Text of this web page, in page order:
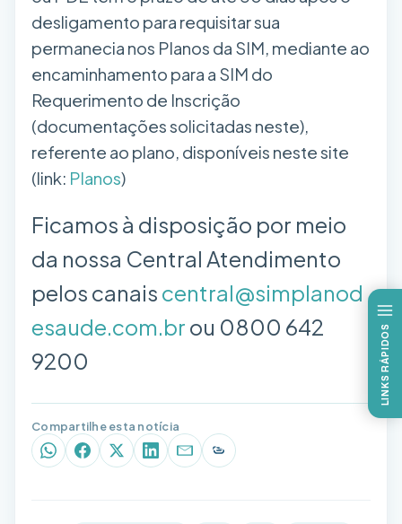
desligamento para requisitar sua
permanecia nos Planos da SIM, mediante ao
encaminhamento para a SIM do
Requerimento de Inscrição
(documentações solicitadas neste),
referente ao plano, disponíveis neste site
(link: Planos)
Ficamos à disposição por meio
da nossa Central Atendimento
pelos canais central@simplanod
esaude.com.br ou 0800 642
9200
Compartilhe esta notícia
WhatsAppFacebookX (Twitter)
LinkedInE-mailCopiar link
LINKS RÁPIDOS